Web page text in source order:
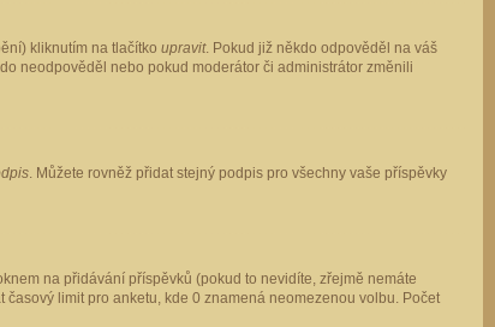
kliknutím na tlačítko upravit. Pokud již někdo odpověděl na váš
neodpověděl nebo pokud moderátor či administrátor změnili
. Můžete rovněž přidat stejný podpis pro všechny vaše příspěvky
na přidávání příspěvků (pokud to nevidíte, zřejmě nemáte
časový limit pro anketu, kde 0 znamená neomezenou volbu. Počet